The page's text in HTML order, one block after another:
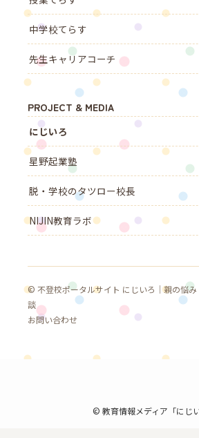
中学校てらす
先生キャリアコーチ
PROJECT & MEDIA
にじいろ
星野起業塾
脱・学校のタツロー校長
NIJIN教育ラボ
© 不登校ポータルサイト にじいろ｜親の悩
談
お問い合わせ
© 教育情報メディア「にじい